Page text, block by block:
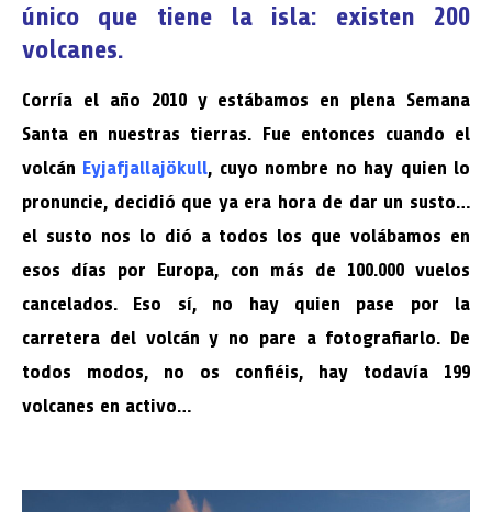
único que tiene la isla: existen 200
volcanes.
Corría el año 2010 y estábamos en plena Semana
Santa en nuestras tierras. Fue entonces cuando el
volcán Eyjafjallajökull, cuyo nombre no hay quien lo
pronuncie, decidió que ya era hora de dar un susto…
el susto nos lo dió a todos los que volábamos en
esos días por Europa, con más de 100.000 vuelos
cancelados. Eso sí, no hay quien pase por la
carretera del volcán y no pare a fotografiarlo. De
todos modos, no os confiéis, hay todavía 199
volcanes en activo…